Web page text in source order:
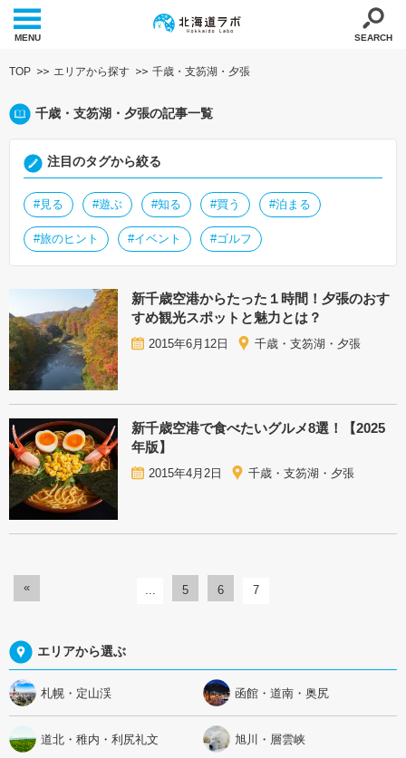
MENU SEARCH
TOP エリアから探す 千歳・支笏湖・夕張
千歳・支笏湖・夕張の記事一覧
注目のタグから絞る
#見る #遊ぶ #知る #買う #泊まる
#旅のヒント #イベント #ゴルフ
新千歳空港からたった１時間！夕張のおす
すめ観光スポットと魅力とは？
2015年6月12日 千歳・支笏湖・夕張
新千歳空港で食べたいグルメ8選！【2025
年版】
2015年4月2日 千歳・支笏湖・夕張
« ... 5 6 7
エリアから選ぶ
札幌・定山渓 函館・道南・奥尻
道北・稚内・利尻礼文 旭川・層雲峡